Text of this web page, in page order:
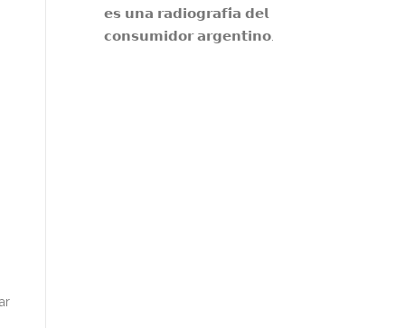
𝗲𝘀 𝘂𝗻𝗮 𝗿𝗮𝗱𝗶𝗼𝗴𝗿𝗮𝗳𝗶́𝗮 𝗱𝗲𝗹
𝗰𝗼𝗻𝘀𝘂𝗺𝗶𝗱𝗼𝗿 𝗮𝗿𝗴𝗲𝗻𝘁𝗶𝗻𝗼.